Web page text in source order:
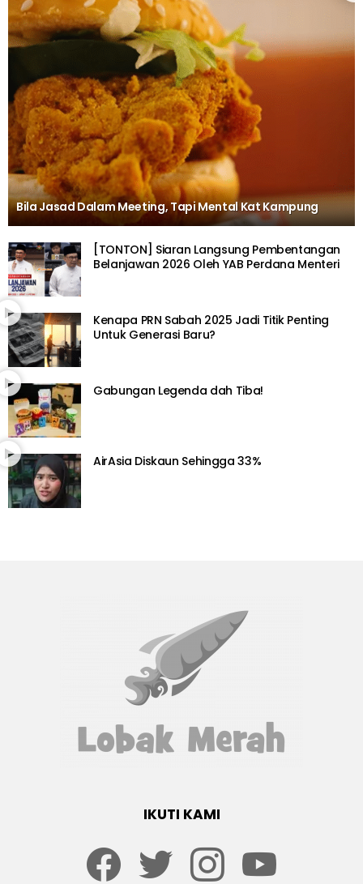
Bila Jasad Dalam Meeting, Tapi Mental Kat Kampung
[TONTON] Siaran Langsung Pembentangan
Belanjawan 2026 Oleh YAB Perdana Menteri
Kenapa PRN Sabah 2025 Jadi Titik Penting
Untuk Generasi Baru?
Gabungan Legenda dah Tiba!
AirAsia Diskaun Sehingga 33%
IKUTI KAMI